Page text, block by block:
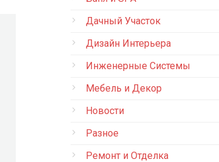
Дачный Участок
Дизайн Интерьера
Инженерные Системы
Мебель и Декор
Новости
Разное
Ремонт и Отделка